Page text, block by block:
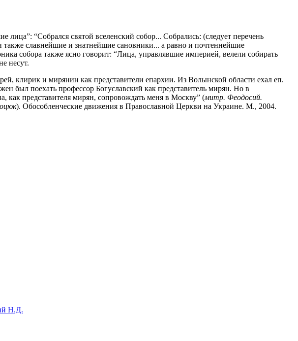
“Собрался святой вселенский собор... Собрались: (следует перечень
славнейшие и знатнейшие сановники... а равно и почтеннейшие
собора также ясно говорит: “Лица, управлявшие империей, велели собирать
несут.
клирик и мирянин как представители епархии. Из Волынской области ехал еп.
был поехать профессор Богуславский как представитель мирян. Но в
как представителя мирян, сопровождать меня в Москву” (митр. Феодосий.
). Обособленческие движения в Православной Церкви на Украине. М., 2004.
Н.Д.